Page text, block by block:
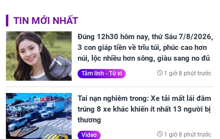
TIN MỚI NHẤT
Đúng 12h30 hôm nay, thứ Sáu 7/8/2026,
3 con giáp tiền về trĩu túi, phúc cao hơn
núi, lộc nhiều hơn sông, giàu sang no đủ
Tâm linh - Tử vi 1 giờ 8 phút trước
Tai nạn nghiêm trong: Xe tải mất lái đâm
trúng 8 xe khác khiến ít nhất 13 người bị
thương
Video 1 giờ 8 phút trước